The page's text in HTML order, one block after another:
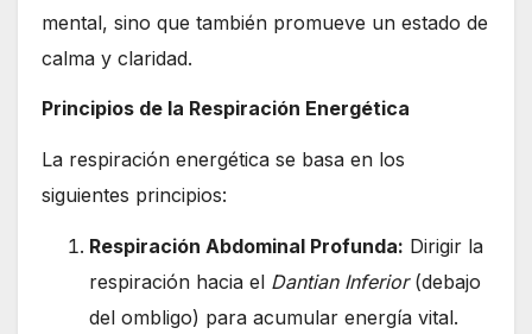
mental, sino que también promueve un estado de
calma y claridad.
Principios de la Respiración Energética
La respiración energética se basa en los
siguientes principios:
Respiración Abdominal Profunda: Dirigir la
respiración hacia el Dantian Inferior(debajo
del ombligo) para acumular energía vital.